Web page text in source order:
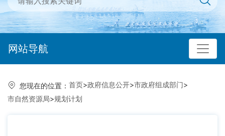
网站导航
您现在的位置： 首页>政府信息公开>市政府组成部门>
市自然资源局>规划计划